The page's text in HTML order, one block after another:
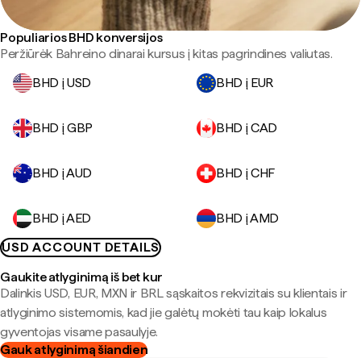
Populiarios BHD konversijos
Peržiūrėk Bahreino dinarai kursus į kitas pagrindines valiutas.
BHD į USD
BHD į EUR
BHD į GBP BHD į CAD
BHD į AUD BHD į CHF
BHD į AED
BHD į AMD
USD ACCOUNT DETAILS
Gaukite atlyginimą iš bet kur
Dalinkis USD, EUR, MXN ir BRL sąskaitos rekvizitais su klientais ir
atlyginimo sistemomis, kad jie galėtų mokėti tau kaip lokalus
gyventojas visame pasaulyje.
Gauk atlyginimą šiandien